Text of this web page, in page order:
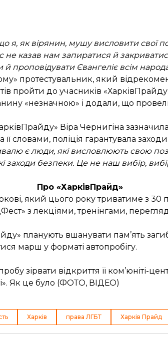
я, як вірянин, мушу висловити свої
не казав нам запиратися й
й проповідувати Євангеліє всім
протестувальник, який
пройти до учасників
«незначною» і додали, що
Віра Чернигіна
її словами, поліція гарантувала
є люди, які висловлюють свою
заходи безпеки. Це не наш вибір,
Про «ХарківПрайд»
який цього року триватиме з 30
з лекціями, тренінгами,
планують вшанувати пам’ять
марш у форматі автопробігу.
зірвати відкриття її ком’юніті-
Як це було (ФОТО, ВІДЕО)
Харків права ЛГБТ Харків Прайд